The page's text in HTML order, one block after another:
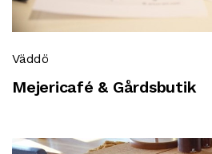
Väddö
Mejericafé & Gårdsbutik